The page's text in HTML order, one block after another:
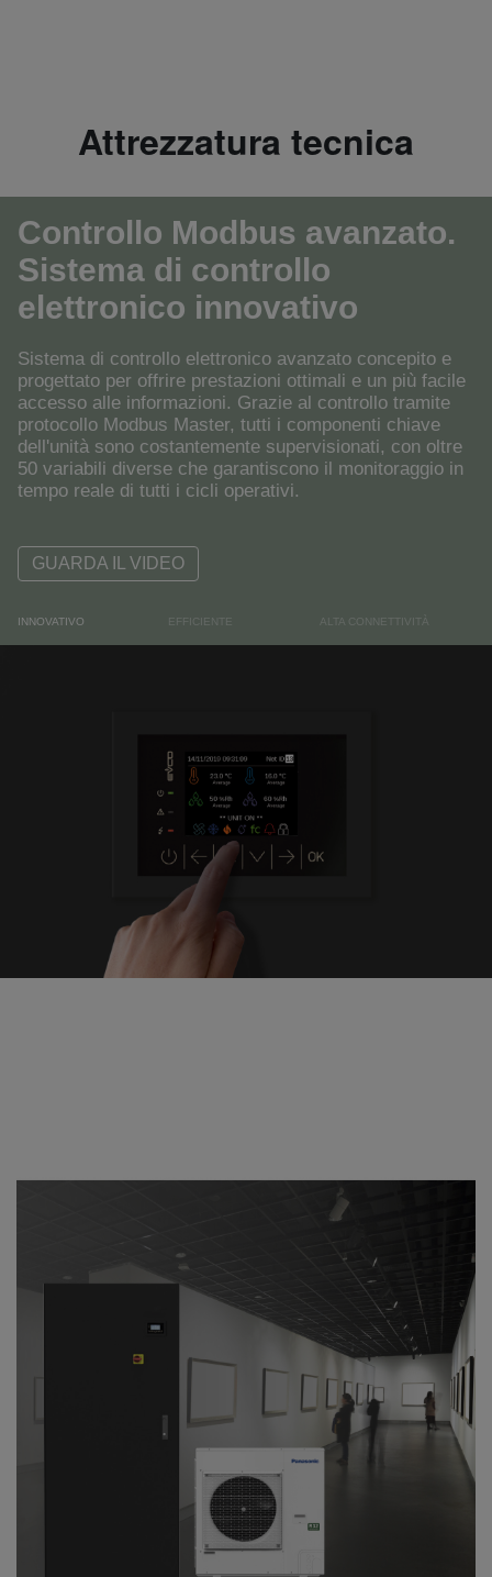
Attrezzatura tecnica
Controllo Modbus avanzato.
Sistema di controllo
elettronico innovativo
Sistema di controllo elettronico avanzato concepito e
progettato per offrire prestazioni ottimali e un più facile
accesso alle informazioni. Grazie al controllo tramite
protocollo Modbus Master, tutti i componenti chiave
dell'unità sono costantemente supervisionati, con oltre
50 variabili diverse che garantiscono il monitoraggio in
tempo reale di tutti i cicli operativi.
GUARDA IL VIDEO
INNOVATIVO EFFICIENTE ALTA CONNETTIVITÀ